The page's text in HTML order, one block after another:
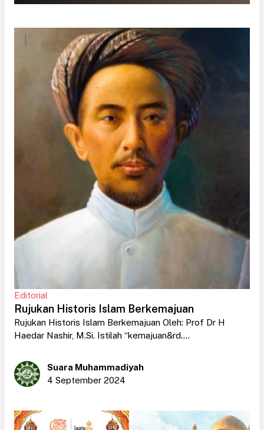
Editorial
Rujukan Historis Islam Berkemajuan
Rujukan Historis Islam Berkemajuan Oleh: Prof Dr H
Haedar Nashir, M.Si. Istilah “kemajuan&rd....
Suara Muhammadiyah
4 September 2024